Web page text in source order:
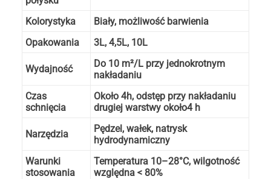
Kolorystyka
Biały, możliwość barwienia
Opakowania
3L, 4,5L, 10L
Wydajność
Do 10 m²/L przy jednokrotnym
nakładaniu
Czas
schnięcia
Około 4h, odstęp przy nakładaniu
drugiej warstwy około4 h
Narzędzia
Pędzel, wałek, natrysk
hydrodynamiczny
Warunki
stosowania
Temperatura 10–28°C, wilgotność
względna < 80%